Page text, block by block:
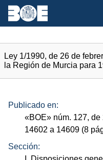
Ley 1/1990, de 26 de
la Región de Murcia para
Publicado en:
«BOE» núm. 127, de
14602 a 14609 (8
Sección: